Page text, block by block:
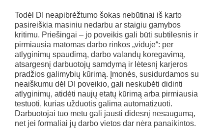
Todėl DI neapibrėžtumo šokas nebūtinai iš karto
pasireiškia masiniu nedarbu ar staigiu gamybos
kritimu. Priešingai – jo poveikis gali būti subtilesnis ir
pirmiausia matomas darbo rinkos „viduje“: per
atlyginimų spaudimą, darbo valandų koregavimą,
atsargesnį darbuotojų samdymą ir lėtesnį karjeros
pradžios galimybių kūrimą. Įmonės, susidurdamos su
neaiškumu dėl DI poveikio, gali neskubėti didinti
atlyginimų, atidėti naujų etatų kūrimą arba pirmiausia
testuoti, kurias užduotis galima automatizuoti.
Darbuotojai tuo metu gali jausti didesnį nesaugumą,
net jei formaliai jų darbo vietos dar nėra panaikintos.